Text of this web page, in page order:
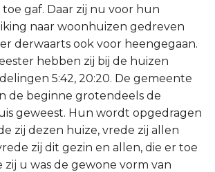
gaf. Daar zij nu voor hun
naar woonhuizen gedreven
derwaarts ook voor heengegaan.
hebben zij bij de huizen
5:42, 20:20. De gemeente
de beginne grotendeels de
geweest. Hun wordt opgedragen
zij dezen huize, vrede zij allen
zij dit gezin en allen, die er toe
zij u was de gewone vorm van